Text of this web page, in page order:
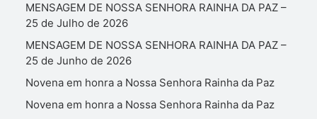
MENSAGEM DE NOSSA SENHORA RAINHA DA PAZ –
25 de Julho de 2026
MENSAGEM DE NOSSA SENHORA RAINHA DA PAZ –
25 de Junho de 2026
Novena em honra a Nossa Senhora Rainha da Paz
Novena em honra a Nossa Senhora Rainha da Paz